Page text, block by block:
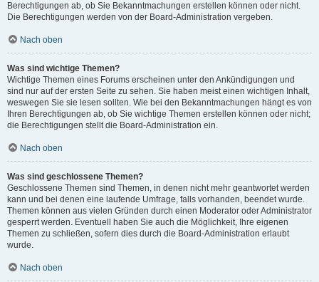
Berechtigungen ab, ob Sie Bekanntmachungen erstellen können oder nicht.
Die Berechtigungen werden von der Board-Administration vergeben.
Nach oben
Was sind wichtige Themen?
Wichtige Themen eines Forums erscheinen unter den Ankündigungen und
sind nur auf der ersten Seite zu sehen. Sie haben meist einen wichtigen Inhalt,
weswegen Sie sie lesen sollten. Wie bei den Bekanntmachungen hängt es von
Ihren Berechtigungen ab, ob Sie wichtige Themen erstellen können oder nicht;
die Berechtigungen stellt die Board-Administration ein.
Nach oben
Was sind geschlossene Themen?
Geschlossene Themen sind Themen, in denen nicht mehr geantwortet werden
kann und bei denen eine laufende Umfrage, falls vorhanden, beendet wurde.
Themen können aus vielen Gründen durch einen Moderator oder Administrator
gesperrt werden. Eventuell haben Sie auch die Möglichkeit, Ihre eigenen
Themen zu schließen, sofern dies durch die Board-Administration erlaubt
wurde.
Nach oben